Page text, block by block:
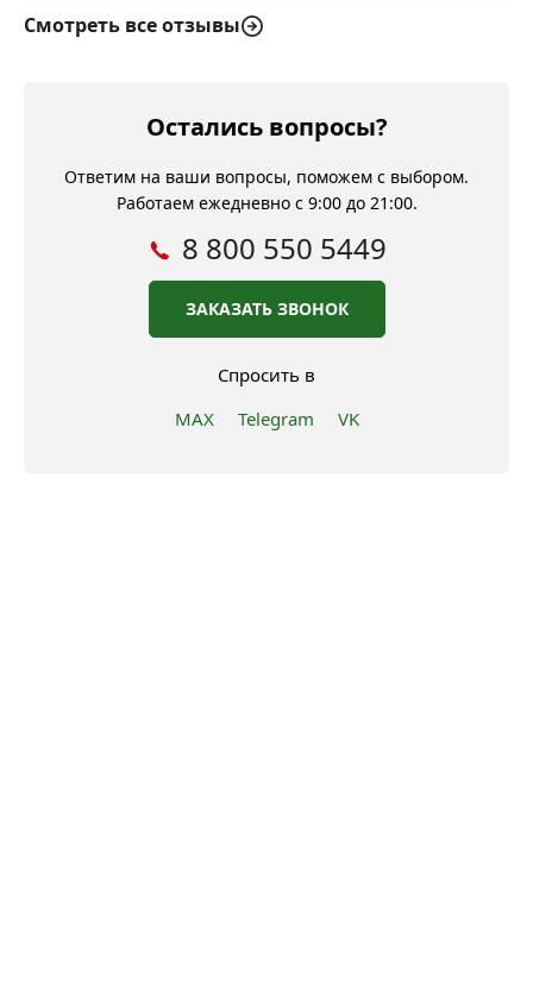
Смотреть все отзывы
Остались вопросы?
Ответим на ваши вопросы, поможем с выбором.
Работаем ежедневно с 9:00 до 21:00.
8 800 550 5449
ЗАКАЗАТЬ ЗВОНОК
Спросить в
MAX
Telegram VK